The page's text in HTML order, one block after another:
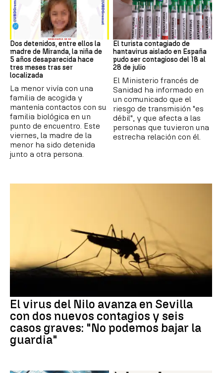
DESAPARICIÓN
Dos detenidos, entre ellos la
madre de Miranda, la niña de
5 años desaparecida hace
tres meses tras ser
localizada
La menor vivía con una
familia de acogida y
mantenía contactos con su
familia biológica en un
punto de encuentro. Este
viernes, la madre de la
menor ha sido detenida
junto a otra persona.
Hantavirus
El turista contagiado de
hantavirus aislado en España
pudo ser contagioso del 18 al
28 de julio
El Ministerio francés de
Sanidad ha informado en
un comunicado que el
riesgo de transmisión "es
débil", y que afecta a las
personas que tuvieron una
estrecha relación con él.
El virus del Nilo avanza en Sevilla
con dos nuevos contagios y seis
casos graves: "No podemos bajar la
guardia"